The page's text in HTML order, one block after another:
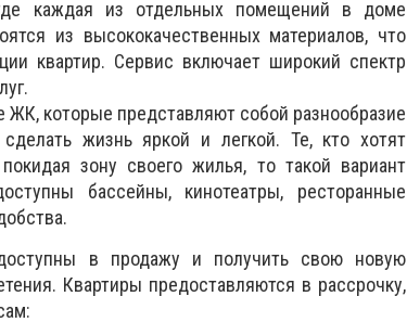
каждая из отдельных помещений в доме
из высококачественных материалов, что
квартир. Сервис включает широкий спектр
которые представляют собой разнообразие
жизнь яркой и легкой. Те, кто хотят
зону своего жилья, то такой вариант
бассейны, кинотеатры, ресторанные
в продажу и получить свою новую
Квартиры предоставляются в рассрочку,